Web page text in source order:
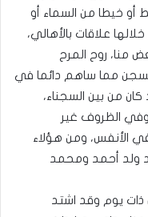
أو خيطا من السماء أو
علاقات بالأهالي،
منا، روح المرح
مما ساهم دائما في
من بين السجناء،
الظروف غير
في الأنفس، ومن هؤلاء
ولد أحمد ومحمد
ذات يوم وقد اشتد